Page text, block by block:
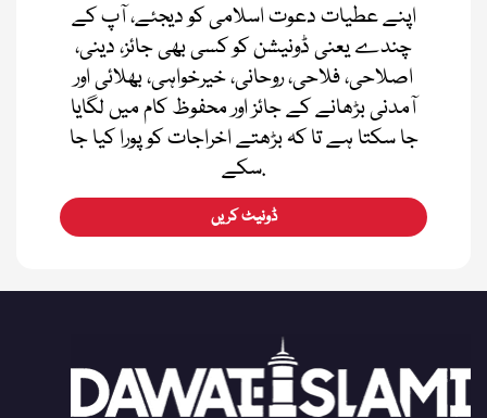
اپنے عطیات دعوت اسلامی کو دیجئے، آپ کے
چندے یعنی ڈونیشن کو کسی بھی جائز، دینی،
اصلاحی، فلاحی، روحانی، خیرخواہی، بھلائی اور
آمدنی بڑھانے کے جائز اور محفوظ کام میں لگایا
جا سکتا ہے تا کہ بڑھتے اخراجات کو پورا کیا جا
سکے.
ڈونیٹ کریں